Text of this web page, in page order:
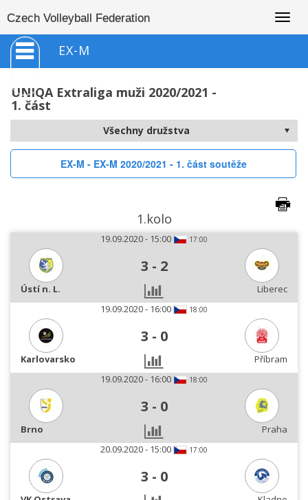
Czech Volleyball Federation
EX-M
UNIQA Extraliga muži 2020/2021 -
1. část
EX-M - EX-M 2020/2021 - 1. část soutěže
1.kolo
19.09.2020 - 15:00 17:00
3 - 2
Ústí n. L.
Liberec
19.09.2020 - 16:00
18:00
3 - 0
Karlovarsko
Příbram
19.09.2020 - 16:00
18:00
3 - 0
Brno
Praha
20.09.2020 - 15:00
17:00
3 - 0